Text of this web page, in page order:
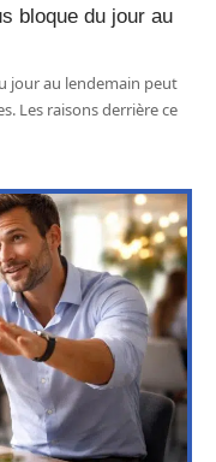
bloque du jour au
jour au lendemain peut
Les raisons derrière ce